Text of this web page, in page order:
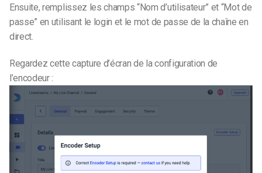
Ensuite, remplissez les champs “Nom d’utilisateur” et “Mot de
passe” en utilisant le login et le mot de passe de la chaîne en
direct.
Regardez cette capture d’écran de la configuration de
l’encodeur :